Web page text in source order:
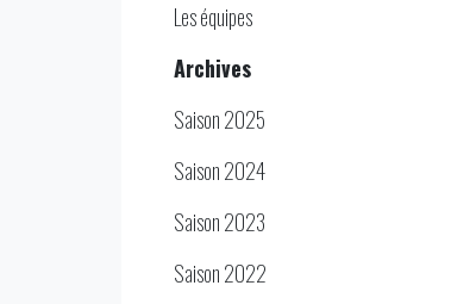
Les équipes
Archives
Saison 2025
Saison 2024
Saison 2023
Saison 2022